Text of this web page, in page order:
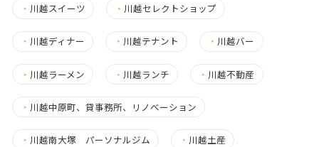
・ 川越スイーツ ・ 川越セレクトショップ
・ 川越ディナー ・ 川越テナント ・ 川越バー
・ 川越ラーメン ・ 川越ランチ ・ 川越不動産
・ 川越中原町、貸事務所、リノベーション
・ 川越南大塚 パーソナルジム ・ 川越土産